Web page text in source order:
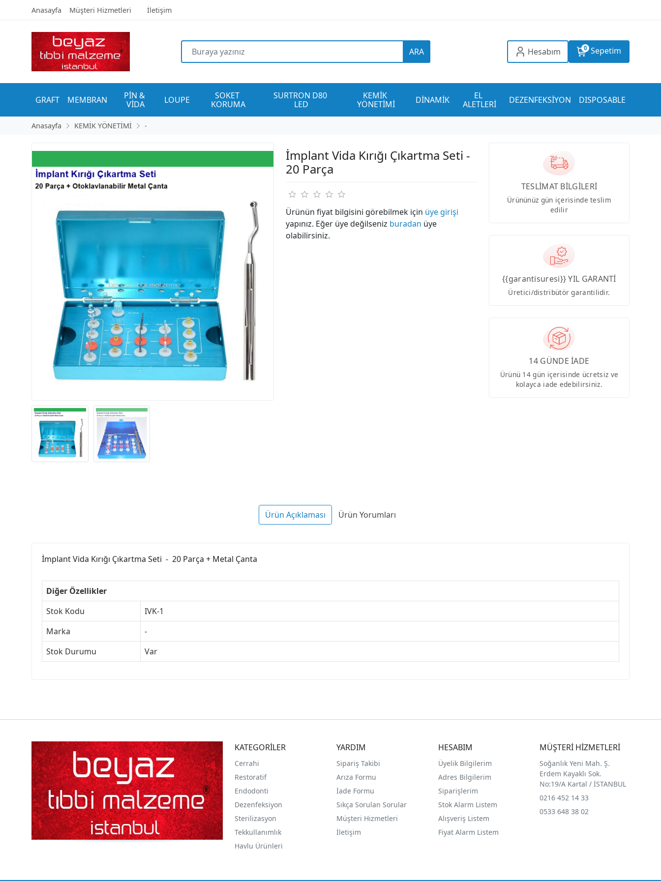
Anasayfa Müşteri Hizmetleri İletişim
ARA Hesabım 0 Sepetim
GRAFT MEMBRAN
PİN &
VİDA
LOUPE
SOKET
KORUMA
SURTRON D80
LED
KEMİK
YÖNETİMİ
DİNAMİK
EL
ALETLERİ
DEZENFEKSİYON DISPOSABLE
Anasayfa KEMİK YÖNETİMİ -
İmplant Vida Kırığı Çıkartma Seti -
20 Parça
Ürünün fiyat bilgisini görebilmek için üye girişi
yapınız. Eğer üye değilseniz buradan üye
olabilirsiniz.
TESLİMAT BİLGİLERİ
Ürününüz gün içerisinde teslim
edilir
{{garantisuresi}} YIL GARANTİ
Üretici/distribütör garantilidir.
14 GÜNDE İADE
Ürünü 14 gün içerisinde ücretsiz ve
kolayca iade edebilirsiniz.
Ürün Açıklaması Ürün Yorumları
İmplant Vida Kırığı Çıkartma Seti - 20 Parça + Metal Çanta
Diğer Özellikler
Stok Kodu
IVK-1
Marka
-
Stok Durumu
Var
KATEGORİLER
Cerrahi
Restoratif
Endodonti
Dezenfeksiyon
Sterilizasyon
Tekkullanımlık
Havlu Ürünleri
YARDIM
Sipariş Takibi
Arıza Formu
İade Formu
Sıkça Sorulan Sorular
Müşteri Hizmetleri
İletişim
HESABIM
Üyelik Bilgilerim
Adres Bilgilerim
Siparişlerim
Stok Alarm Listem
Alışveriş Listem
Fiyat Alarm Listem
MÜŞTERİ HİZMETLERİ
Soğanlık Yeni Mah. Ş.
Erdem Kayaklı Sok.
No:19/A Kartal / İSTANBUL
0216 452 14 33
0533 648 38 02